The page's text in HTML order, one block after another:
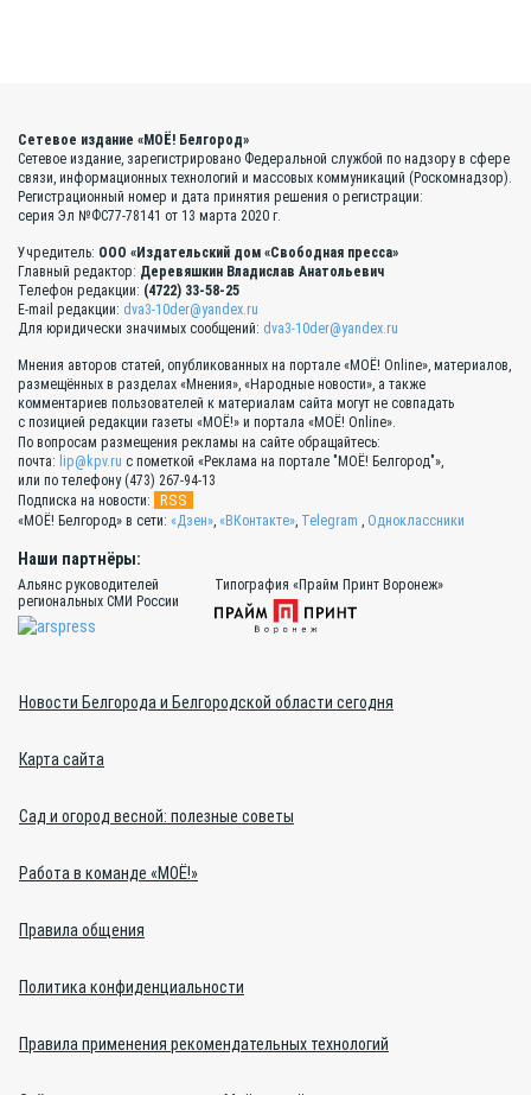
Сетевое издание «МОЁ! Белгород»
Сетевое издание, зарегистрировано Федеральной службой по надзору в сфере
связи, информационных технологий и массовых коммуникаций (Роскомнадзор).
Регистрационный номер и дата принятия решения о регистрации:
серия Эл №ФС77-78141 от 13 марта 2020 г.
Учредитель: ООО «Издательский дом «Свободная пресса»
Главный редактор: Деревяшкин Владислав Анатольевич
Телефон редакции: (4722) 33-58-25
E-mail редакции: dva3-10der@yandex.ru
Для юридически значимых сообщений: dva3-10der@yandex.ru
Мнения авторов статей, опубликованных на портале «МОЁ! Online», материалов,
размещённых в разделах «Мнения», «Народные новости», а также
комментариев пользователей к материалам сайта могут не совпадать
с позицией редакции газеты «МОЁ!» и портала «МОЁ! Online».
По вопросам размещения рекламы на сайте обращайтесь:
почта: lip@kpv.ru с пометкой «Реклама на портале "МОЁ! Белгород"»,
или по телефону (473) 267-94-13
Подписка на новости:
RSS
«МОЁ! Белгород» в сети: «Дзен», «ВКонтакте», Telegram , Одноклассники
Наши партнёры:
Альянс руководителей
региональных СМИ России
Типография «Прайм Принт Воронеж»
Новости Белгорода и Белгородской области сегодня
Карта сайта
Сад и огород весной: полезные советы
Работа в команде «МОЁ!»
Правила общения
Политика конфиденциальности
Правила применения рекомендательных технологий